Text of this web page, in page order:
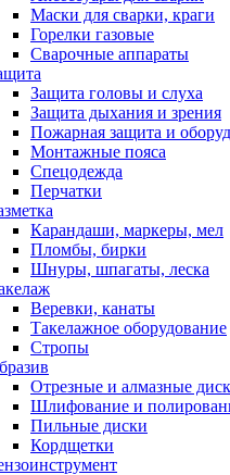
Маски для сварки, краги
Горелки газовые
Сварочные аппараты
Защита головы и слуха
Защита дыхания и зрения
Пожарная защита и
Монтажные пояса
Спецодежда
Перчатки
Карандаши, маркеры, мел
Пломбы, бирки
Шнуры, шпагаты, леска
Веревки, канаты
Такелажное оборудование
Стропы
Отрезные и алмазные
Шлифование и
Пильные диски
Кордщетки